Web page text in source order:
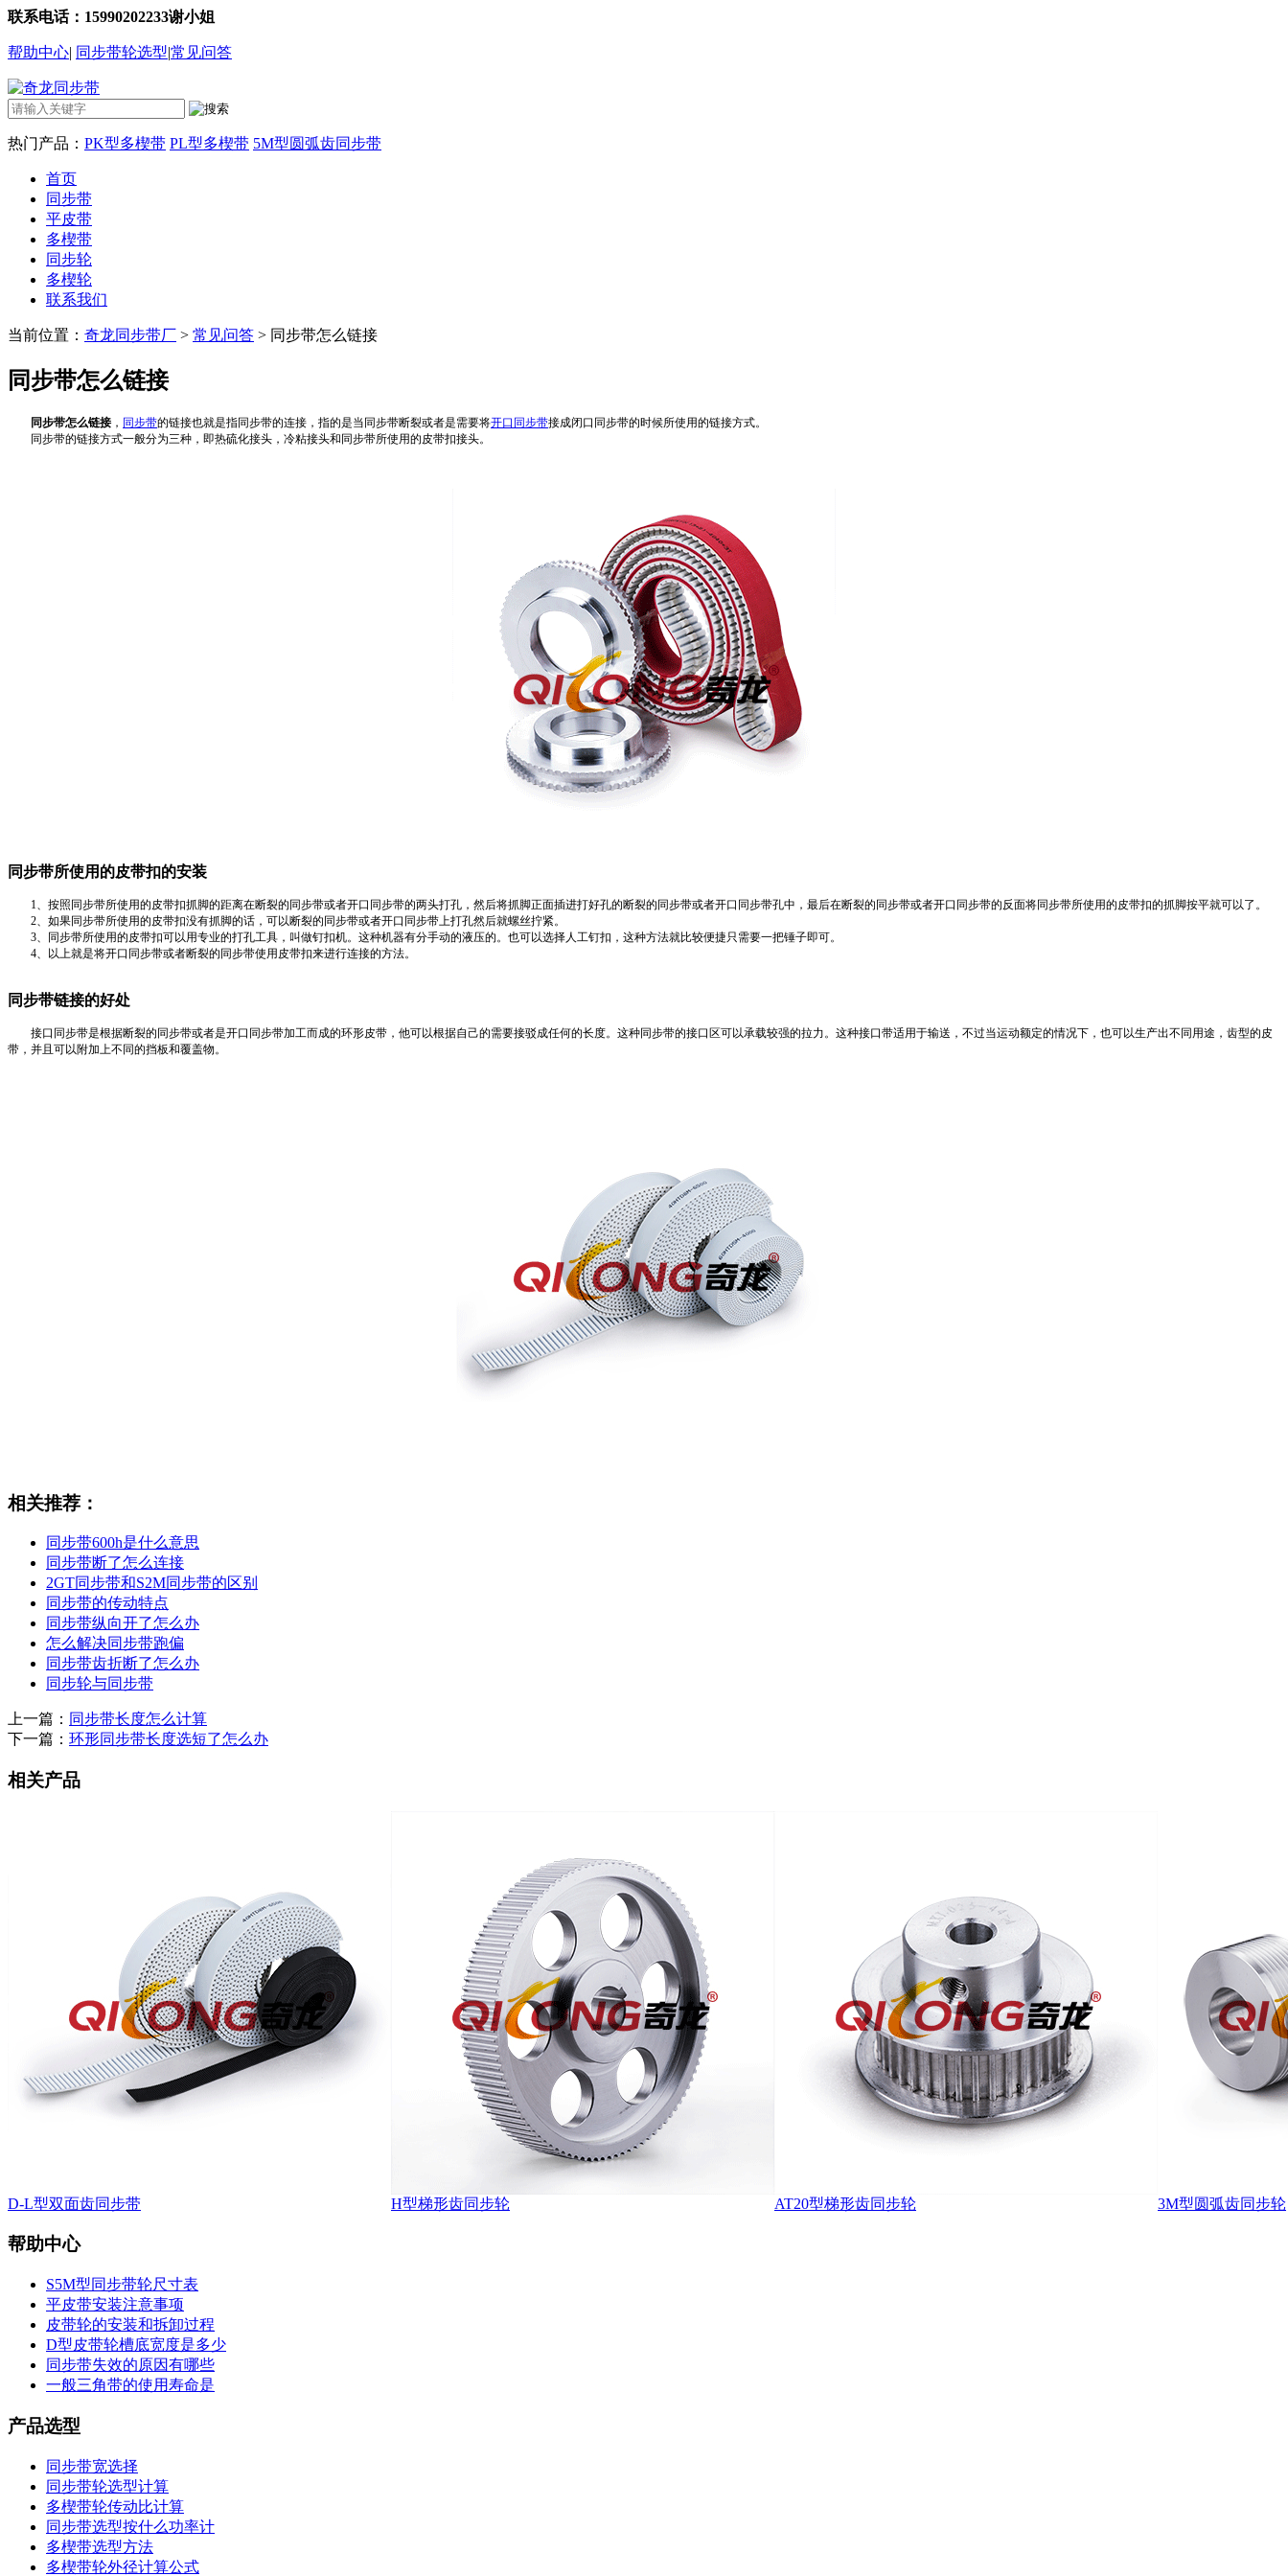
联系电话：15990202233谢小姐
帮助中心| 同步带轮选型|常见问答
热门产品： PK型多楔带 PL型多楔带 5M型圆弧齿同步带
首页
同步带
平皮带
多楔带
同步轮
多楔轮
联系我们
当前位置： 奇龙同步带厂 > 常见问答 > 同步带怎么链接
同步带怎么链接
同步带怎么链接， 同步带的链接也就是指同步带的连接，指的是当同步带断裂或者是需要将开口同步带接成闭口同步带的时候所使用的链接方式。
同步带的链接方式一般分为三种，即热硫化接头，冷粘接头和同步带所使用的皮带扣接头。
同步带所使用的皮带扣的安装
1、按照同步带所使用的皮带扣抓脚的距离在断裂的同步带或者开口同步带的两头打孔，然后将抓脚正面插进打好孔的断裂的同步带或者开口同步带孔中，最后在断裂的同步带或者开口同步带的反面将同步带所使用的皮带扣的抓脚按平就可以了。
2、如果同步带所使用的皮带扣没有抓脚的话，可以断裂的同步带或者开口同步带上打孔然后就螺丝拧紧。
3、 同步带所使用的皮带扣可以用专业的打孔工具，叫做钉扣机。这种机器有分手动的液压的。也可以选择人工钉扣，这种方法就比较便捷只需要一把锤子即可。
4、以上就是将开口同步带或者断裂的同步带使用皮带扣来进行连接的方法。
同步带链接的好处
接口同步带是根据断裂的同步带或者是开口同步带加工而成的环形皮带，他可以根据自己的需要接驳成任何的长度。这种同步带的接口区可以承载较强的拉力。这种接口带适用于输送，不过当运动额定的情况下，也可以生产出不同用途，齿型的皮
带，并且可以附加上不同的挡板和覆盖物。
相关推荐：
同步带600h是什么意思
同步带断了怎么连接
2GT同步带和S2M同步带的区别
同步带的传动特点
同步带纵向开了怎么办
怎么解决同步带跑偏
同步带齿折断了怎么办
同步轮与同步带
上一篇： 同步带长度怎么计算
下一篇： 环形同步带长度选短了怎么办
相关产品
D-L型双面齿同步带 H型梯形齿同步轮 AT20型梯形齿同步轮 3M型圆弧齿同步轮
帮助中心
S5M型同步带轮尺寸表
平皮带安装注意事项
皮带轮的安装和拆卸过程
D型皮带轮槽底宽度是多少
同步带失效的原因有哪些
一般三角带的使用寿命是
产品选型
同步带宽选择
同步带轮选型计算
多楔带轮传动比计算
同步带选型按什么功率计
多楔带选型方法
多楔带轮外径计算公式